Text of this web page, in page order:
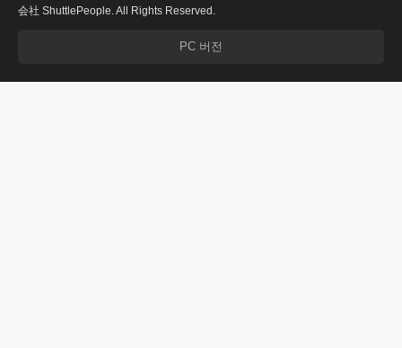
会社 ShuttlePeople. All Rights Reserved.
PC 버전